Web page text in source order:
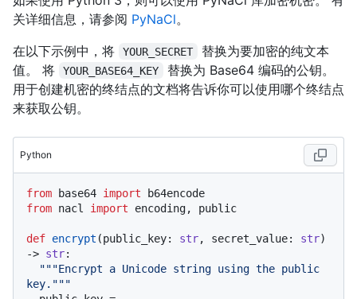
关详细信息，请参阅 PyNaCl。
在以下示例中，将
YOUR_SECRET
替换为要加密的纯文本
值。 将
YOUR_BASE64_KEY
替换为 Base64 编码的公钥。
用于创建机密的终结点的文档将告诉你可以使用哪个终结点
来获取公钥。
Python
from base64 import
from nacl import encoding, public
def encrypt (public_key: str, secret_value: str)
-> str:
"""Encrypt a Unicode string using the public
key."""